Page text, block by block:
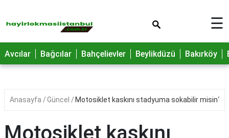
☰
Avcılar Bağcılar Bahçelievler Beylikdüzü Bakırköy
Anasayfa Güncel Motosiklet kaskını stadyuma sokabilir misin?
Motosiklet kaskını